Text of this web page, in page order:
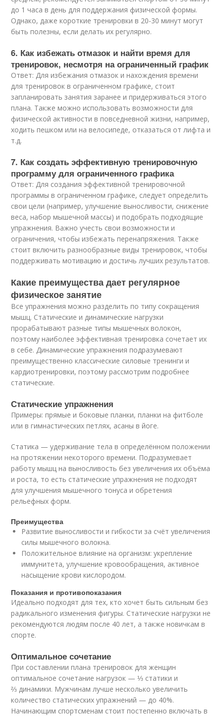
до 1 часа в день для поддержания физической формы.
Однако, даже короткие тренировки в 20-30 минут могут
быть полезны, если делать их регулярно.
6. Как избежать отмазок и найти время для
тренировок, несмотря на ограниченный график
Ответ: Для избежания отмазок и нахождения времени
для тренировок в ограниченном графике, стоит
запланировать занятия заранее и придерживаться этого
плана. Также можно использовать возможности для
физической активности в повседневной жизни, например,
ходить пешком или на велосипеде, отказаться от лифта и
т.д.
7. Как создать эффективную тренировочную
программу для ограниченного графика
Ответ: Для создания эффективной тренировочной
программы в ограниченном графике, следует определить
свои цели (например, улучшение выносливости, снижение
веса, набор мышечной массы) и подобрать подходящие
упражнения. Важно учесть свои возможности и
ограничения, чтобы избежать перенапряжения. Также
стоит включить разнообразные виды тренировок, чтобы
поддерживать мотивацию и достичь лучших результатов.
Какие преимущества дает регулярное
физическое занятие
Все упражнения можно разделить по типу сокращения
мышц. Статические и динамические нагрузки
прорабатывают разные типы мышечных волокон,
поэтому наиболее эффективная тренировка сочетает их
в себе. Динамические упражнения подразумевают
преимущественно классические силовые тренинги и
кардиотренировки, поэтому рассмотрим подробнее
статические.
Статические упражнения
Примеры: прямые и боковые планки, планки на фитболе
или в гимнастических петлях, асаны в йоге.
Статика — удерживание тела в определённом положении
на протяжении некоторого времени. Подразумевает
работу мышц на выносливость без увеличения их объёма
и роста, то есть статические упражнения не подходят
для улучшения мышечного тонуса и обретения
рельефных форм.
Преимущества
Развитие выносливости и гибкости за счёт увеличения
силы мышечного волокна.
Положительное влияние на организм: укрепление
иммунитета, улучшение кровообращения, активное
насыщение крови кислородом.
Показания и противопоказания
Идеально подходят для тех, кто хочет быть сильным без
радикального изменения фигуры. Статические нагрузки не
рекомендуются людям после 40 лет, а также новичкам в
спорте.
Оптимальное сочетание
При составлении плана тренировок для женщин
оптимальное сочетание нагрузок — ⅓ статики и
⅔ динамики. Мужчинам лучше несколько увеличить
количество статических упражнений — до 40%.
Начинающим спортсменам стоит постепенно включать в